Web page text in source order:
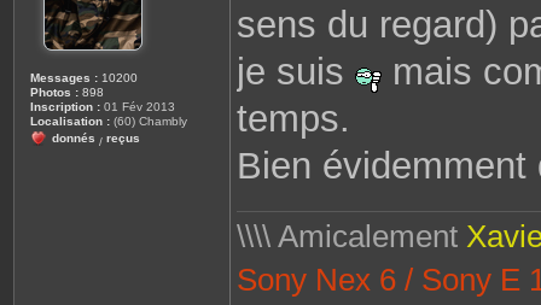
Messages : 10200
Photos : 898
Inscription : 01 Fév 2013
Localisation : (60) Chambly
donnés / reçus
sens du regard)
je suis
mais
temps.
Bien
\\\\ Amicalement
Sony Nex 6 / Sony E